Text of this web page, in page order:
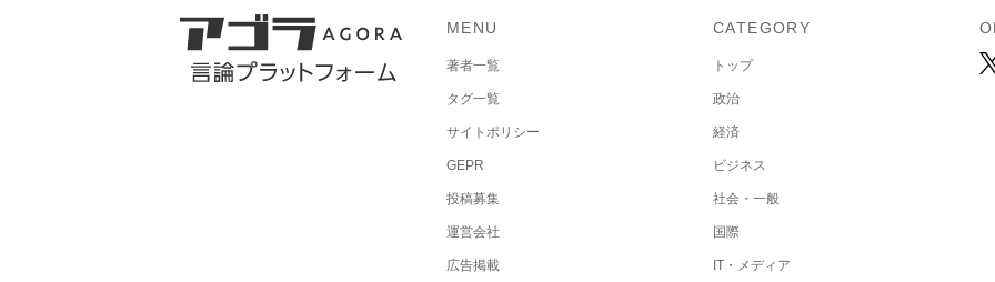
MENU
著者一覧
タグ一覧
サイトポリシー
GEPR
投稿募集
運営会社
広告掲載
CATEGORY
トップ
政治
経済
ビジネス
社会・一般
国際
IT・メディア